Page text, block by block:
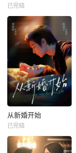
已完结
从新婚开始
已完结